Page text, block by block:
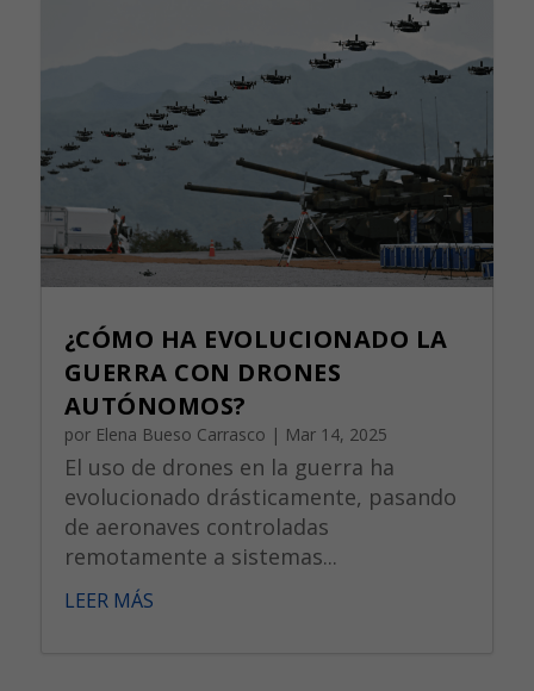
¿CÓMO HA EVOLUCIONADO LA
GUERRA CON DRONES
AUTÓNOMOS?
por Elena Bueso Carrasco | Mar 14, 2025
El uso de drones en la guerra ha
evolucionado drásticamente, pasando
de aeronaves controladas
remotamente a sistemas...
LEER MÁS